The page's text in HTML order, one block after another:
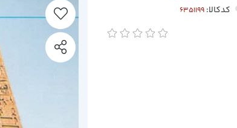
کدکالا: